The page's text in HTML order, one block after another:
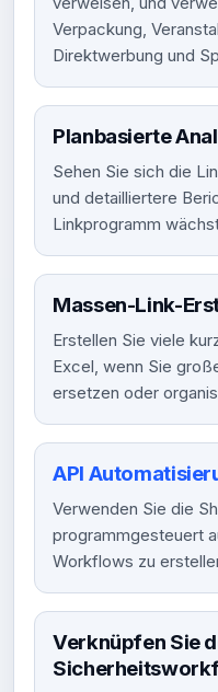
Verpackung,
Direktwerbung und
Planbasierte
Sehen Sie sich die
und detailliertere
Linkprogramm
Massen-Link-
Erstellen Sie viele
Excel, wenn Sie
ersetzen oder
API
Verwenden Sie die
programmgesteuert
Workflows zu
Verknüpfen Sie